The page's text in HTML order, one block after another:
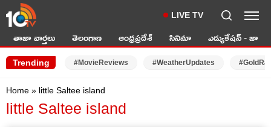
LIVE TV
తాజా వార్తలు తెలంగాణ ఆంధ్రప్రదేశ్ సినిమా ఎడ్యుకేషన్ - జాబ్స్
Trending #MovieReviews #WeatherUpdates
Home » little Saltee island
little Saltee island